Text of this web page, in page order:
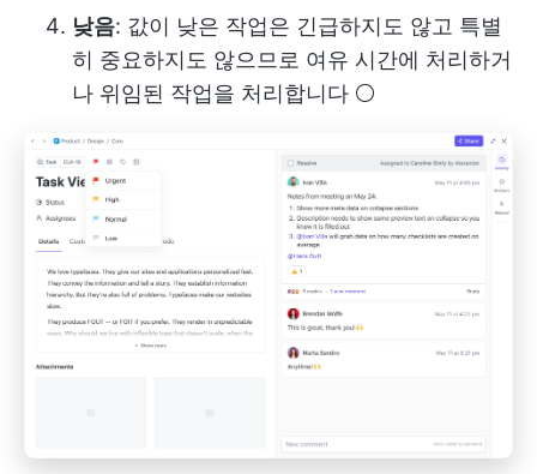
낮음: 값이 낮은 작업은 긴급하지도 않고 특별
히 중요하지도 않으므로 여유 시간에 처리하거
나 위임된 작업을 처리합니다 ⚪